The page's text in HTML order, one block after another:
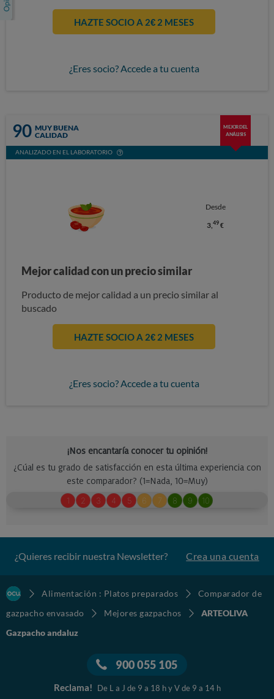
HAZTE SOCIO A 2€ 2 MESES
¿Eres socio? Accede a tu cuenta
90 MUY BUENA
CALIDAD
MEJOR DEL
ANÁLISIS
ANALIZADO EN EL LABORATORIO
Desde
3,49 €
Mejor calidad con un precio similar
Producto de mejor calidad a un precio similar al
buscado
HAZTE SOCIO A 2€ 2 MESES
¿Eres socio? Accede a tu cuenta
¿Quieres recibir nuestra Newsletter? Crea una cuenta
Alimentación : Platos preparados
Comparador de
gazpacho envasado
Mejores gazpachos
ARTEOLIVA
Gazpacho andaluz
900 055 105
Reclama! De L a J de 9 a 18 h y V de 9 a 14 h